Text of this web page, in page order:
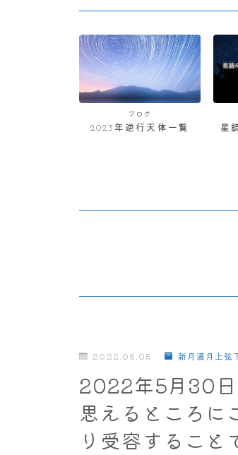
ブログ
2023年逆行天体一覧
星
2022.06.05 新月満月上弦
2022年5月30日
思えるところに
り受容すること